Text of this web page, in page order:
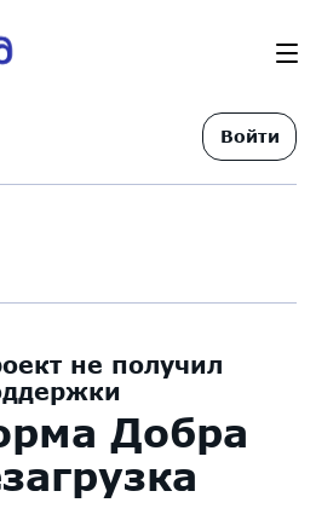
Войти
не получил
Добра